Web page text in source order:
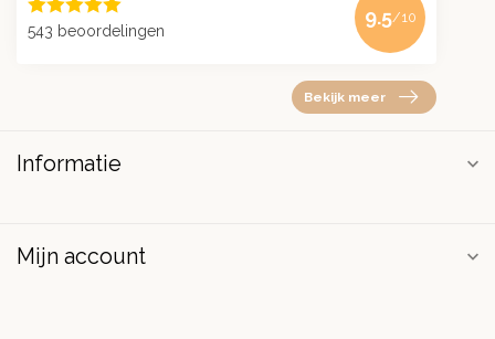
543 beoordelingen
9.5/10
Bekijk meer
Informatie
Mijn account